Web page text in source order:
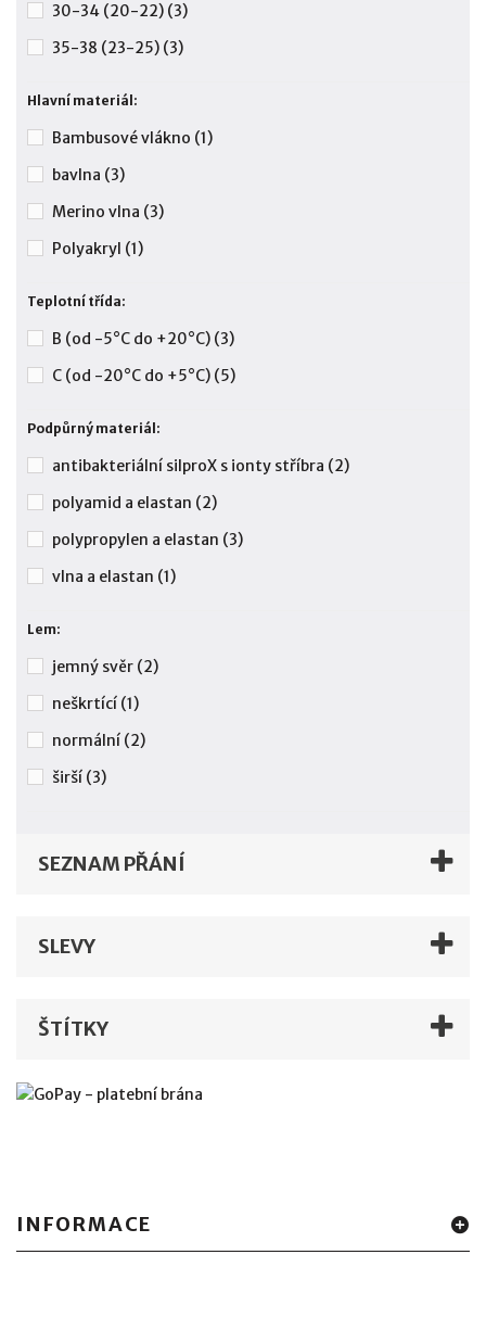
30-34 (20-22) (3)
35-38 (23-25) (3)
Hlavní materiál:
Bambusové vlákno (1)
bavlna (3)
Merino vlna (3)
Polyakryl (1)
Teplotní třída:
B (od -5°C do +20°C) (3)
C (od -20°C do +5°C) (5)
Podpůrný materiál:
antibakteriální silproX s ionty stříbra (2)
polyamid a elastan (2)
polypropylen a elastan (3)
vlna a elastan (1)
Lem:
jemný svěr (2)
neškrtící (1)
normální (2)
širší (3)
SEZNAM PŘÁNÍ
SLEVY
ŠTÍTKY
INFORMACE